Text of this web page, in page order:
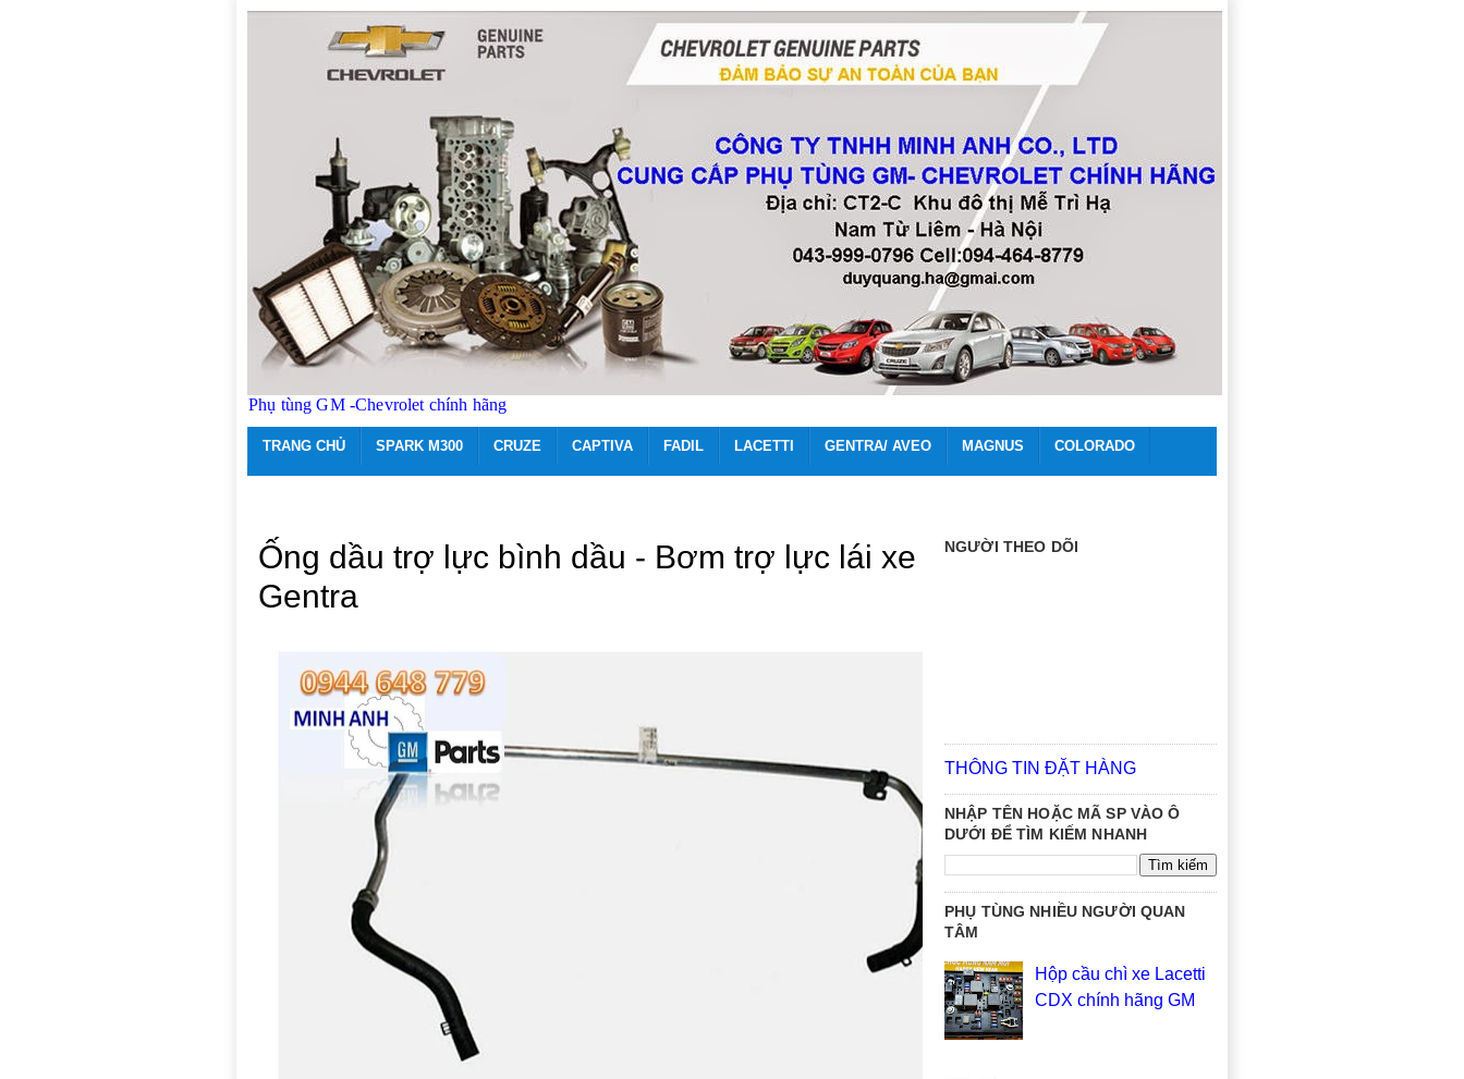
Phụ tùng GM -Chevrolet chính hãng
TRANG CHỦ SPARK M300 CRUZE CAPTIVA FADIL LACETTI GENTRA/ AVEO MAGNUS COLORADO
Ống dầu trợ lực bình dầu - Bơm trợ lực lái xe
Gentra
NGƯỜI THEO DÕI
THÔNG TIN ĐẶT HÀNG
NHẬP TÊN HOẶC MÃ SP VÀO Ô
DƯỚI ĐỂ TÌM KIẾM NHANH
PHỤ TÙNG NHIỀU NGƯỜI QUAN
TÂM
Hộp cầu chì xe Lacetti
CDX chính hãng GM